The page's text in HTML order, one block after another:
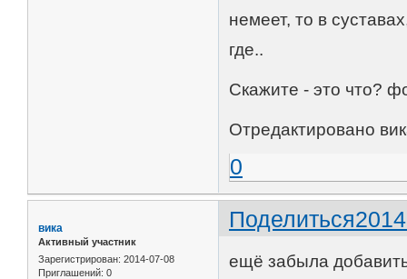
немеет, то в
где..
Скажите - это что?
Отредактировано
0
Поделиться
вика
Активный участник
Зарегистрирован: 2014-07-08
Приглашений: 0
ещё забыла